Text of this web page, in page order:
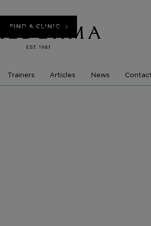
FIND A CLINIC
Trainers Articles News